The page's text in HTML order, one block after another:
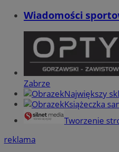
Wiadomości
Zabrze
Największy
Książeczka
Tworzenie
reklama